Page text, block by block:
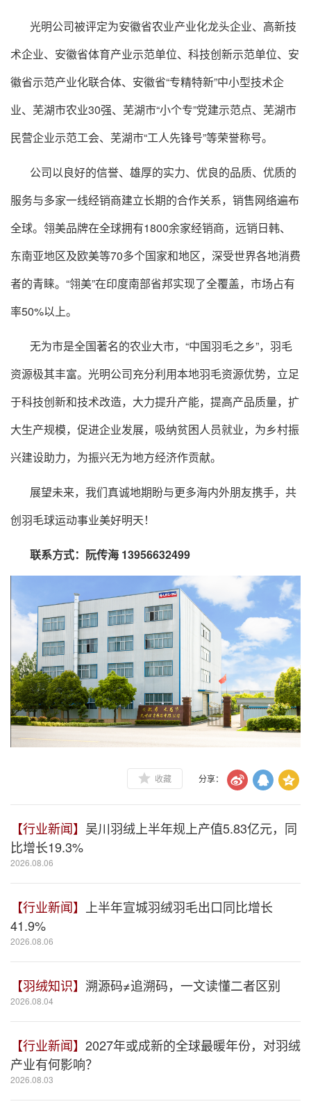
光明公司被评定为安徽省农业产业化龙头企业、高新技
术企业、安徽省体育产业示范单位、科技创新示范单位、安
徽省示范产业化联合体、安徽省“专精特新”中小型技术企
业、芜湖市农业30强、芜湖市“小个专”党建示范点、芜湖市
民营企业示范工会、芜湖市“工人先锋号”等荣誉称号。
公司以良好的信誉、雄厚的实力、优良的品质、优质的
服务与多家一线经销商建立长期的合作关系，销售网络遍布
全球。翎美品牌在全球拥有1800余家经销商，远销日韩、
东南亚地区及欧美等70多个国家和地区，深受世界各地消费
者的青睐。“翎美”在印度南部省邦实现了全覆盖，市场占有
率50%以上。
无为市是全国著名的农业大市，“中国羽毛之乡”，羽毛
资源极其丰富。光明公司充分利用本地羽毛资源优势，立足
于科技创新和技术改造，大力提升产能，提高产品质量，扩
大生产规模，促进企业发展，吸纳贫困人员就业，为乡村振
兴建设助力，为振兴无为地方经济作贡献。
展望未来，我们真诚地期盼与更多海内外朋友携手，共
创羽毛球运动事业美好明天！
联系方式：阮传海 13956632499
收藏 分享：
【行业新闻】 吴川羽绒上半年规上产值5.83亿元，同
比增长19.3%
2026.08.06
【行业新闻】 上半年宣城羽绒羽毛出口同比增长
41.9%
2026.08.06
【羽绒知识】 溯源码≠追溯码，一文读懂二者区别
2026.08.04
【行业新闻】 2027年或成新的全球最暖年份，对羽绒
产业有何影响？
2026.08.03